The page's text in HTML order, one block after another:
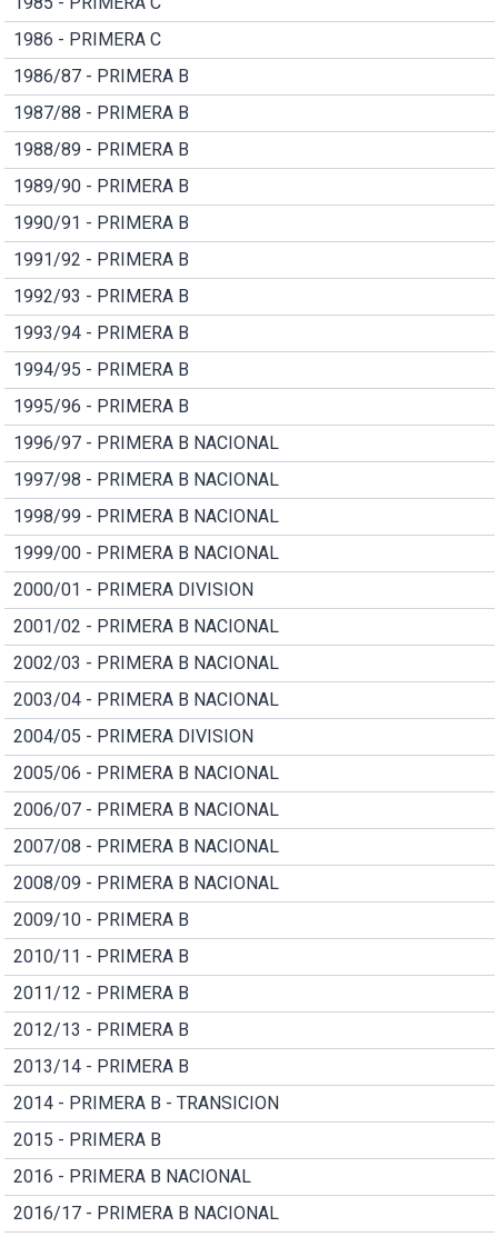
1986 - PRIMERA C
1986/87 - PRIMERA B
1987/88 - PRIMERA B
1988/89 - PRIMERA B
1989/90 - PRIMERA B
1990/91 - PRIMERA B
1991/92 - PRIMERA B
1992/93 - PRIMERA B
1993/94 - PRIMERA B
1994/95 - PRIMERA B
1995/96 - PRIMERA B
1996/97 - PRIMERA B NACIONAL
1997/98 - PRIMERA B NACIONAL
1998/99 - PRIMERA B NACIONAL
1999/00 - PRIMERA B NACIONAL
2000/01 - PRIMERA DIVISION
2001/02 - PRIMERA B NACIONAL
2002/03 - PRIMERA B NACIONAL
2003/04 - PRIMERA B NACIONAL
2004/05 - PRIMERA DIVISION
2005/06 - PRIMERA B NACIONAL
2006/07 - PRIMERA B NACIONAL
2007/08 - PRIMERA B NACIONAL
2008/09 - PRIMERA B NACIONAL
2009/10 - PRIMERA B
2010/11 - PRIMERA B
2011/12 - PRIMERA B
2012/13 - PRIMERA B
2013/14 - PRIMERA B
2014 - PRIMERA B - TRANSICION
2015 - PRIMERA B
2016 - PRIMERA B NACIONAL
2016/17 - PRIMERA B NACIONAL